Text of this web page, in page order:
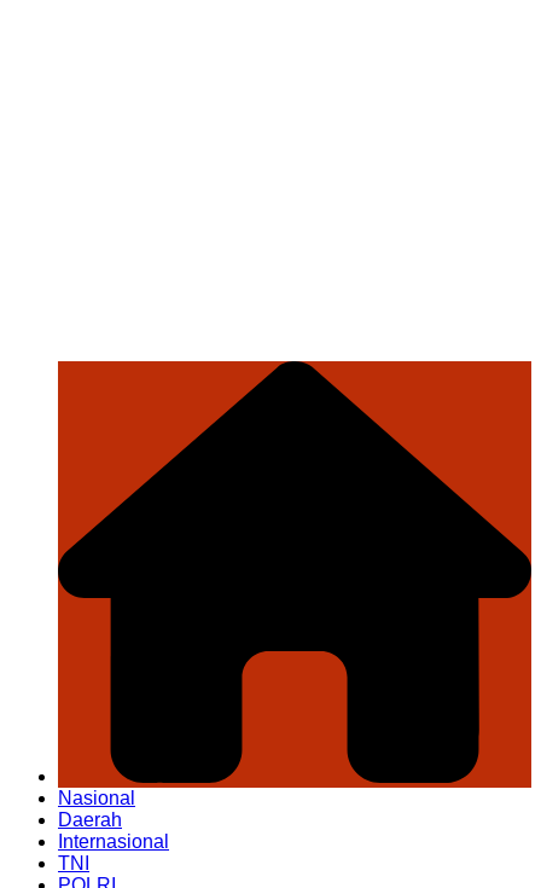
Nasional
Daerah
Internasional
TNI